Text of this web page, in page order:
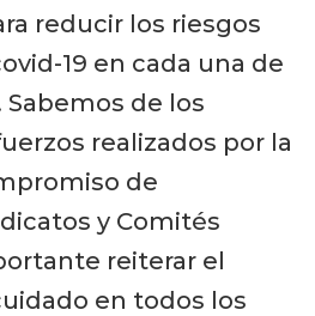
reducir los riesgos
19 en cada una de
de los
realizados por la
de
y Comités
reiterar el
en todos los